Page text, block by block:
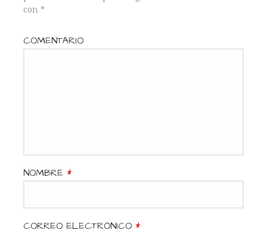
con *
COMENTARIO
NOMBRE *
CORREO ELECTRÓNICO *